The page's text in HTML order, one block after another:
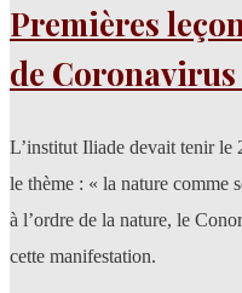
Premières
de Coronavirus
L’institut Iliade devait tenir
le thème : « la nature comme
à l’ordre de la nature, le
cette manifestation.